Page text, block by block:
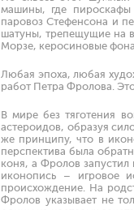
машины, где пироскафы
паровоз Стефенсона и
шатуны, трепещущие на
Морзе, керосиновые
Любая эпоха, любая
работ Петра Фролова.
В мире без тяготения
астероидов, образуя
же принципу, что в
перспектива была
коня, а Фролов запустил
иконопись – игровое
происхождение. На
Фролов указывает не